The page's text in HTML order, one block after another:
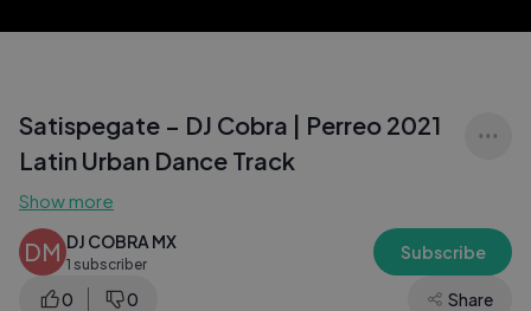
Satispegate – DJ Cobra | Perreo 2021
Latin Urban Dance Track
Show more
DM DJ COBRA MX
1 subscriber
Subscribe
0 0 Share